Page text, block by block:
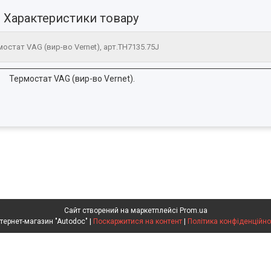
Характеристики товару
VAG (вир-во Vernet), арт.TH7135.75J
Термостат VAG (вир-во Vernet).
Сайт створений на маркетплейсі Prom.ua
Поскаржитися на контент Політика